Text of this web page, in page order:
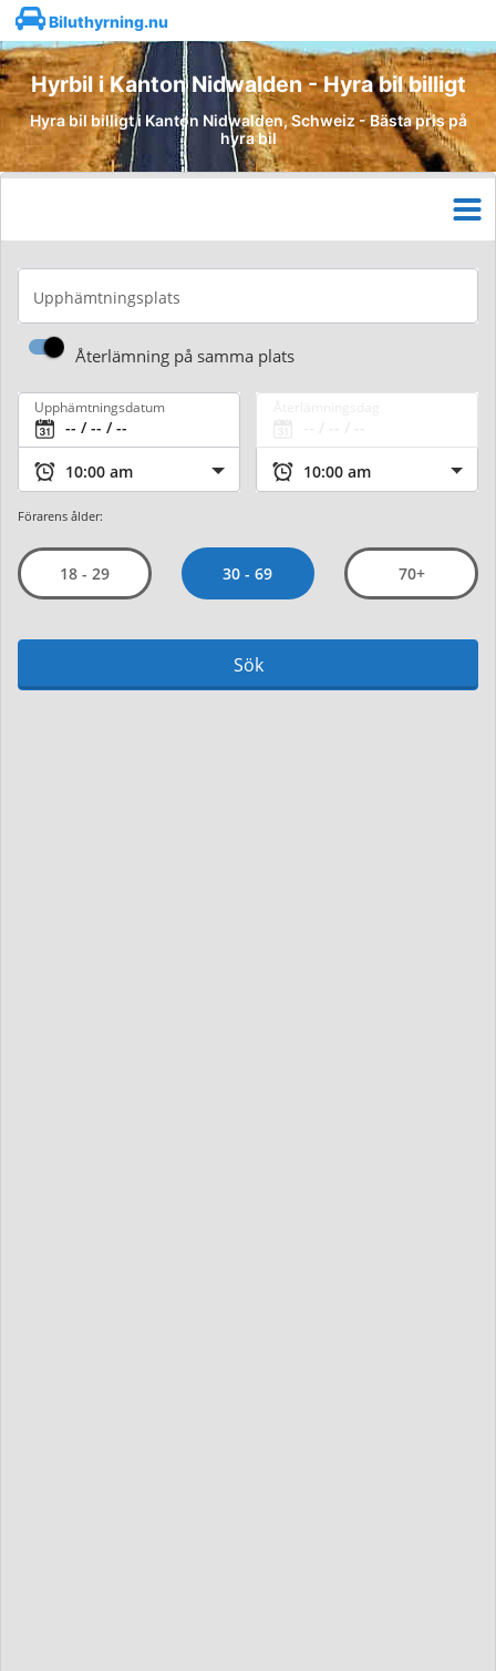
Biluthyrning.nu
Hyrbil i Kanton Nidwalden - Hyra bil billigt
Hyra bil billigt i Kanton Nidwalden, Schweiz - Bästa pris på
hyra bil
Upphämtningsplats
Återlämning på samma plats
Upphämtningsdatum
Förarens ålder:
18 - 29 30 - 69 70+
Sök